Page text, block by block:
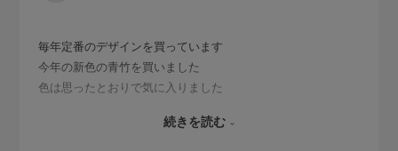
毎年定番のデザインを買っています
今年の新色の青竹を買いました
色は思ったとおりで気に入りました
イロンをかけても直りません続きを読む